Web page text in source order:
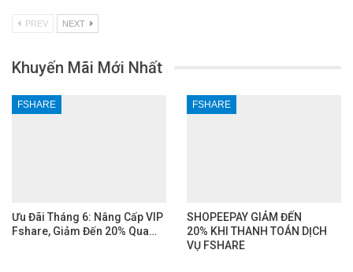
PREV NEXT
Khuyến Mãi Mới Nhất
FSHARE
Ưu Đãi Tháng 6: Nâng Cấp VIP
Fshare, Giảm Đến 20% Qua…
FSHARE
SHOPEEPAY GIẢM ĐẾN
20% KHI THANH TOÁN DỊCH
VỤ FSHARE